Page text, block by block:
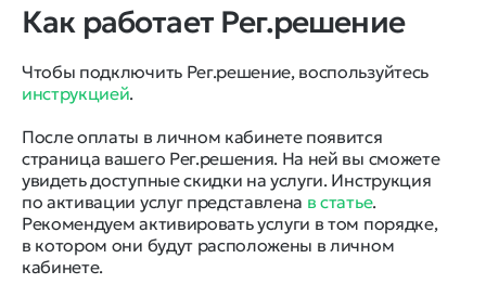
Как работает Рег.решение
Чтобы подключить Рег.решение, воспользуйтесь
инструкцией.
После оплаты в личном кабинете появится
страница вашего Рег.решения. На ней вы сможете
увидеть доступные скидки на услуги. Инструкция
по активации услуг представлена в статье.
Рекомендуем активировать услуги в том порядке,
в котором они будут расположены в личном
кабинете.